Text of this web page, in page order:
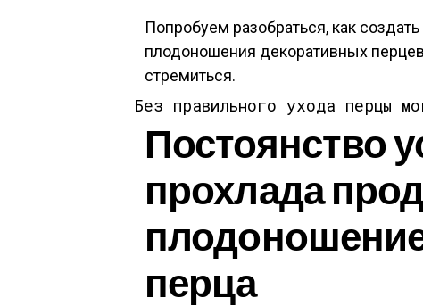
Попробуем разобраться, как
плодоношения декоративных
стремиться.
Без правильного ухода перцы
Постоянство
прохлада
перца